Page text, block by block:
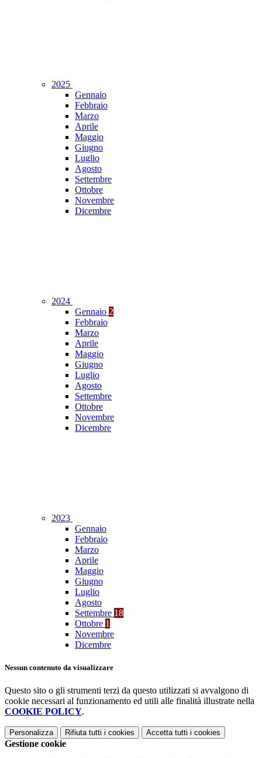
2025
Gennaio
Febbraio
Marzo
Aprile
Maggio
Giugno
Luglio
Agosto
Settembre
Ottobre
Novembre
Dicembre
2024
Gennaio 2
Febbraio
Marzo
Aprile
Maggio
Giugno
Luglio
Agosto
Settembre
Ottobre
Novembre
Dicembre
2023
Gennaio
Febbraio
Marzo
Aprile
Maggio
Giugno
Luglio
Agosto
Settembre 18
Ottobre 1
Novembre
Dicembre
Nessun contenuto da visualizzare
Questo sito o gli strumenti terzi da questo utilizzati si avvalgono di
cookie necessari al funzionamento ed utili alle finalità illustrate nella
COOKIE POLICY.
Personalizza Rifiuta tutti i cookies Accetta tutti i cookies
Gestione cookie